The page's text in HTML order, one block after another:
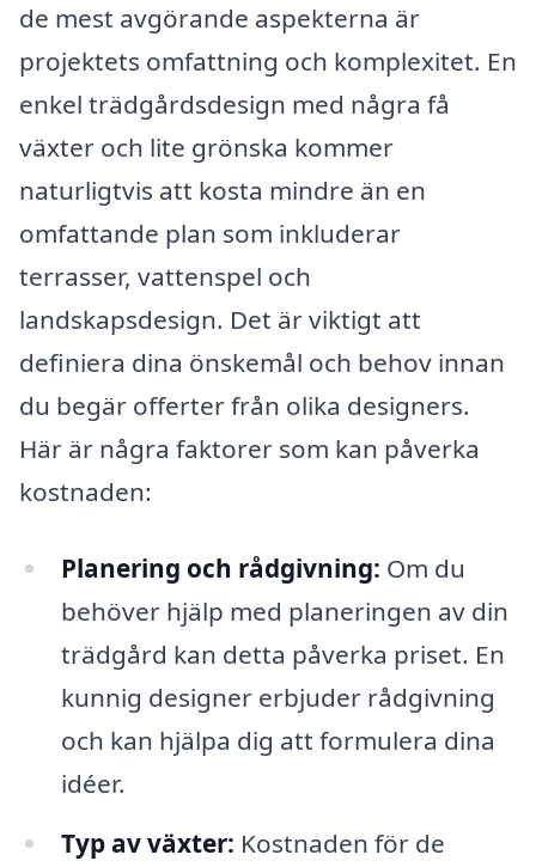
de mest avgörande aspekterna är
projektets omfattning och komplexitet. En
enkel trädgårdsdesign med några få
växter och lite grönska kommer
naturligtvis att kosta mindre än en
omfattande plan som inkluderar
terrasser, vattenspel och
landskapsdesign. Det är viktigt att
definiera dina önskemål och behov innan
du begär offerter från olika designers.
Här är några faktorer som kan påverka
kostnaden:
Planering och rådgivning: Om du
behöver hjälp med planeringen av din
trädgård kan detta påverka priset. En
kunnig designer erbjuder rådgivning
och kan hjälpa dig att formulera dina
idéer.
Typ av växter: Kostnaden för de